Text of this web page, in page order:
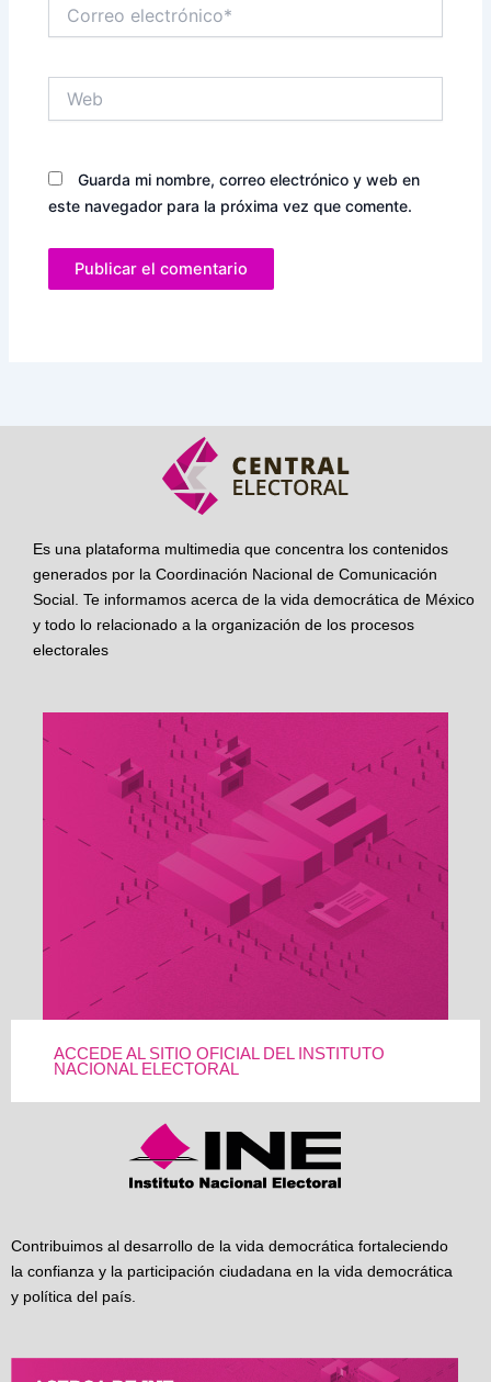
electrónico*
Guarda mi nombre, correo electrónico y web en
este navegador para la próxima vez que comente.
Es una plataforma multimedia que concentra los contenidos
generados por la Coordinación Nacional de Comunicación
Social. Te informamos acerca de la vida democrática de México
y todo lo relacionado a la organización de los procesos
electorales
ACCEDE AL SITIO OFICIAL DEL INSTITUTO
NACIONAL ELECTORAL
Contribuimos al desarrollo de la vida democrática fortaleciendo
la confianza y la participación ciudadana en la vida democrática
y política del país.